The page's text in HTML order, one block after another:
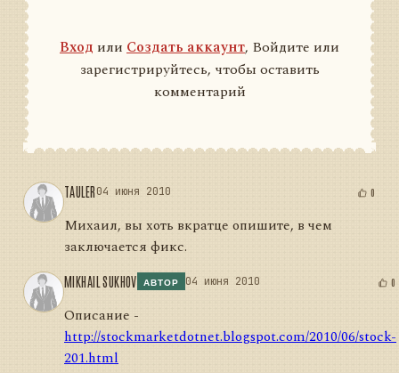
Вход или Создать аккаунт, Войдите или
зарегистрируйтесь, чтобы оставить
комментарий
TAULER04 июня 2010 0
Михаил, вы хоть вкратце опишите, в чем
заключается фикс.
MIKHAIL SUKHOV АВТОР 04 июня 2010 0
Описание -
http://stockmarketdotnet.blogspot.com/2010/06/stock-
201.html